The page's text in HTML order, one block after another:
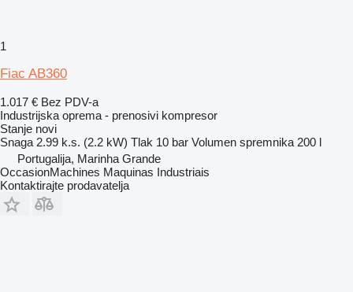
1
Fiac AB360
1.017 € Bez PDV-a
Industrijska oprema - prenosivi kompresor
Stanje novi
Snaga 2.99 k.s. (2.2 kW) Tlak 10 bar Volumen spremnika 200 l
Portugalija, Marinha Grande
OccasionMachines Maquinas Industriais
Kontaktirajte prodavatelja